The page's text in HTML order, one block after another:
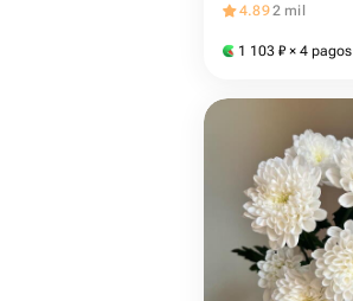
4.892 mil
1 103 ₽ × 4 pagos